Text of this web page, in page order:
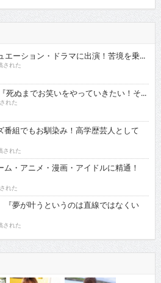
ーション・ドラマに出演！苦境を乗...
された
死ぬまでお笑いをやっていきたい！そ...
れた
組でもお馴染み！高学歴芸人として
された
・アニメ・漫画・アイドルに精通！
れた
夢が叶うというのは直線ではなくい
された